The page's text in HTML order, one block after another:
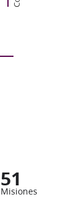
51
Misiones